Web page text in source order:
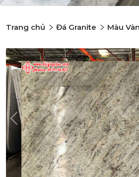
Trang chủ Đá Granite Màu
Previous